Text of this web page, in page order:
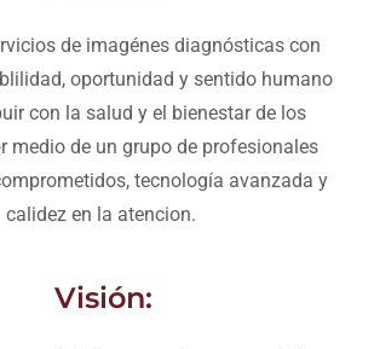
de imagénes diagnósticas con
oportunidad y sentido humano
con la salud y el bienestar de los
medio de un grupo de profesionales
tecnología avanzada y
calidez en la atencion.
Visión: